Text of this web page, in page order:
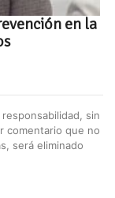
en la
sin
comentario que no
será eliminado